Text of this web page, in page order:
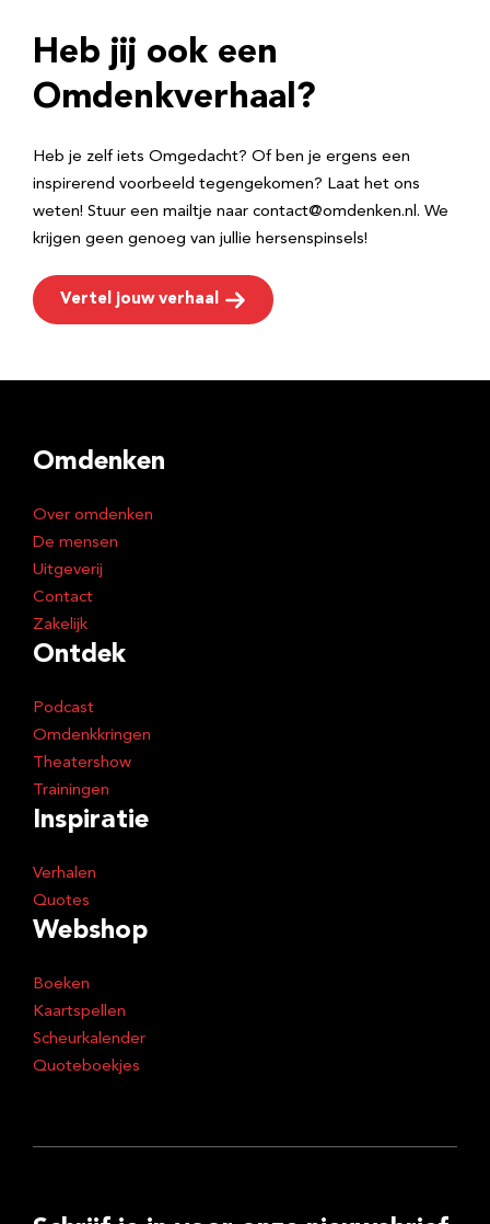
r
e
Heb jij ook een
Omdenkverhaal?
Heb je zelf iets Omgedacht? Of ben je ergens een
inspirerend voorbeeld tegengekomen? Laat het ons
weten! Stuur een mailtje naar contact@omdenken.nl. We
krijgen geen genoeg van jullie hersenspinsels!
Vertel jouw verhaal
Omdenken
Over omdenken
De mensen
Uitgeverij
Contact
Zakelijk
Ontdek
Podcast
Omdenkkringen
Theatershow
Trainingen
Inspiratie
Verhalen
Quotes
Webshop
Boeken
Kaartspellen
Scheurkalender
Quoteboekjes